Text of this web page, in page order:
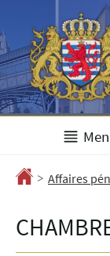
à
la
navigation
au
contenu
Accueil
> Affaires